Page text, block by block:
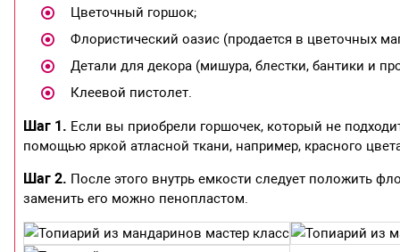
Цветочный горшок;
Флористический оазис (продается в цветочных
Детали для декора (мишура, блестки, бантики и
Клеевой пистолет.
Шаг 1. Если вы приобрели горшочек, который не
помощью яркой атласной ткани, например, красного
Шаг 2. После этого внутрь емкости следует положить
заменить его можно пенопластом.